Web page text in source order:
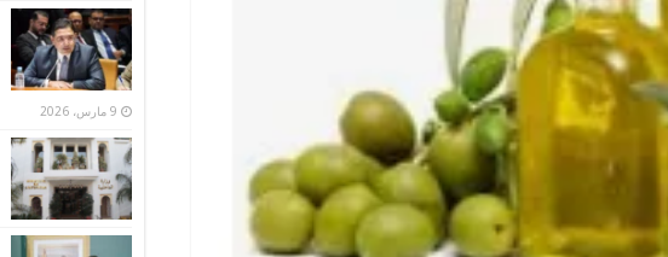
9 مارس، 2026